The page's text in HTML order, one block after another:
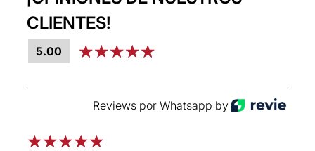
CLIENTES!
5.00
Reviews por Whatsapp by